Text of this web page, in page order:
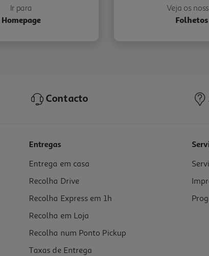
Ir para
Homepage
Veja os
Folhetos
Contacto
Entregas
Entrega em casa
Recolha Drive
Recolha Express em 1h
Recolha em Loja
Recolha num Ponto Pickup
Taxas de Entrega